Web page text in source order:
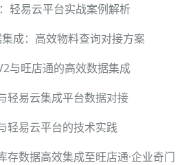
轻易云平台实战案例解析
成：高效物料查询对接方案
与旺店通的高效数据集成
轻易云集成平台数据对接
轻易云平台的技术实践
存数据高效集成至旺店通·企业奇门